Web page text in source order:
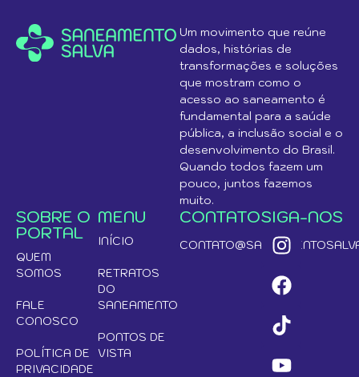
Um movimento que reúne
dados, histórias de
transformações e soluções
que mostram como o
acesso ao saneamento é
fundamental para a saúde
pública, a inclusão social e o
desenvolvimento do Brasil.
Quando todos fazem um
pouco, juntos fazemos
muito.
SOBRE O
PORTAL
QUEM
SOMOS
FALE
CONOSCO
POLÍTICA DE
PRIVACIDADE
MENU
INÍCIO
RETRATOS
DO
SANEAMENTO
PONTOS DE
VISTA
CONTATOSIGA-NOS